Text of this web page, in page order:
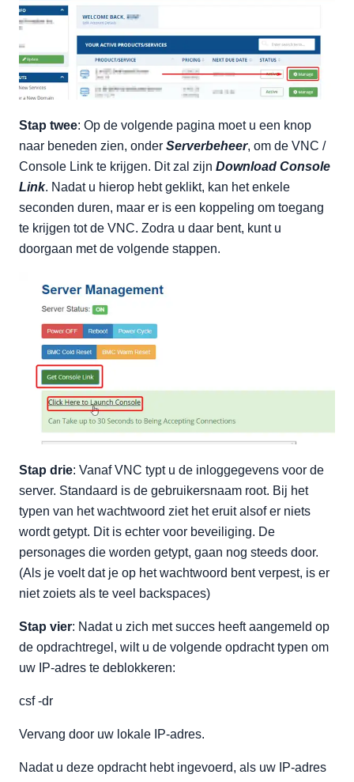
Stap twee: Op de volgende pagina moet u een knop
naar beneden zien, onder Serverbeheer, om de VNC /
Console Link te krijgen. Dit zal zijn Download Console
Link. Nadat u hierop hebt geklikt, kan het enkele
seconden duren, maar er is een koppeling om toegang
te krijgen tot de VNC. Zodra u daar bent, kunt u
doorgaan met de volgende stappen.
Stap drie: Vanaf VNC typt u de inloggegevens voor de
server. Standaard is de gebruikersnaam root. Bij het
typen van het wachtwoord ziet het eruit alsof er niets
wordt getypt. Dit is echter voor beveiliging. De
personages die worden getypt, gaan nog steeds door.
(Als je voelt dat je op het wachtwoord bent verpest, is er
niet zoiets als te veel backspaces)
Stap vier: Nadat u zich met succes heeft aangemeld op
de opdrachtregel, wilt u de volgende opdracht typen om
uw IP-adres te deblokkeren:
csf -dr
Vervang door uw lokale IP-adres.
Nadat u deze opdracht hebt ingevoerd, als uw IP-adres